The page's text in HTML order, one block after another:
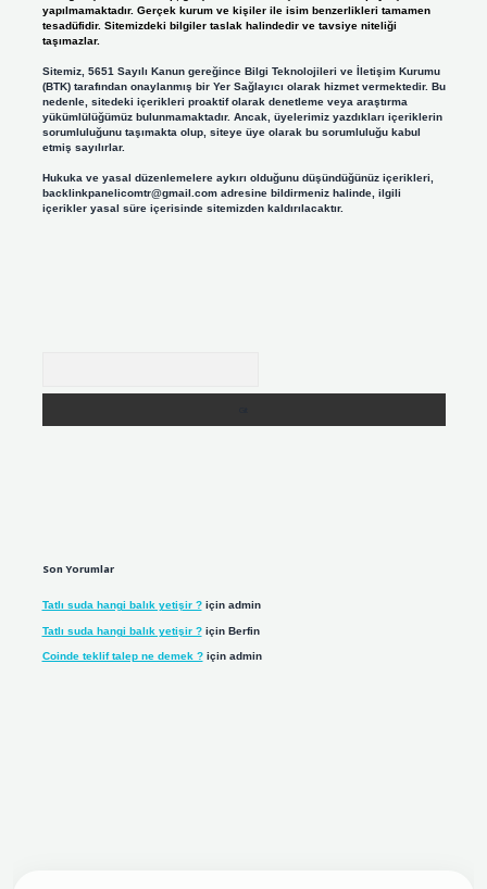
yapılmamaktadır. Gerçek kurum ve kişiler ile isim benzerlikleri tamamen
tesadüfidir. Sitemizdeki bilgiler taslak halindedir ve tavsiye niteliği
taşımazlar.
Sitemiz, 5651 Sayılı Kanun gereğince Bilgi Teknolojileri ve İletişim Kurumu
(BTK) tarafından onaylanmış bir Yer Sağlayıcı olarak hizmet vermektedir. Bu
nedenle, sitedeki içerikleri proaktif olarak denetleme veya araştırma
yükümlülüğümüz bulunmamaktadır. Ancak, üyelerimiz yazdıkları içeriklerin
sorumluluğunu taşımakta olup, siteye üye olarak bu sorumluluğu kabul
etmiş sayılırlar.
Hukuka ve yasal düzenlemelere aykırı olduğunu düşündüğünüz içerikleri,
backlinkpanelicomtr@gmail.comadresine bildirmeniz halinde, ilgili
içerikler yasal süre içerisinde sitemizden kaldırılacaktır.
Son Yorumlar
Tatlı suda hangi balık yetişir ?için admin
Tatlı suda hangi balık yetişir ?için Berfin
Coinde teklif talep ne demek ?için admin